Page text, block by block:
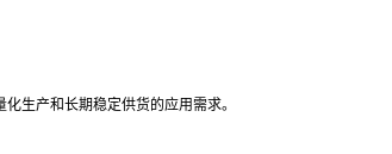
生产和长期稳定供货的应用需求。